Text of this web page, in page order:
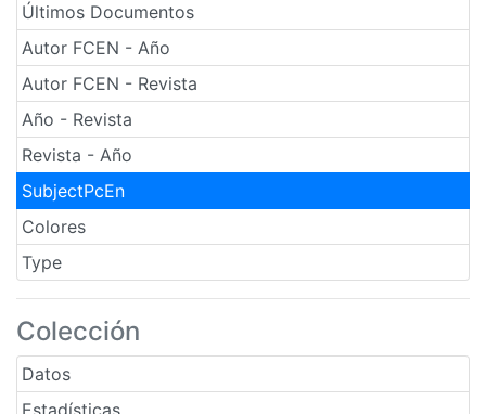
Últimos Documentos
Autor FCEN - Año
Autor FCEN - Revista
Año - Revista
Revista - Año
SubjectPcEn
Colores
Type
Colección
Datos